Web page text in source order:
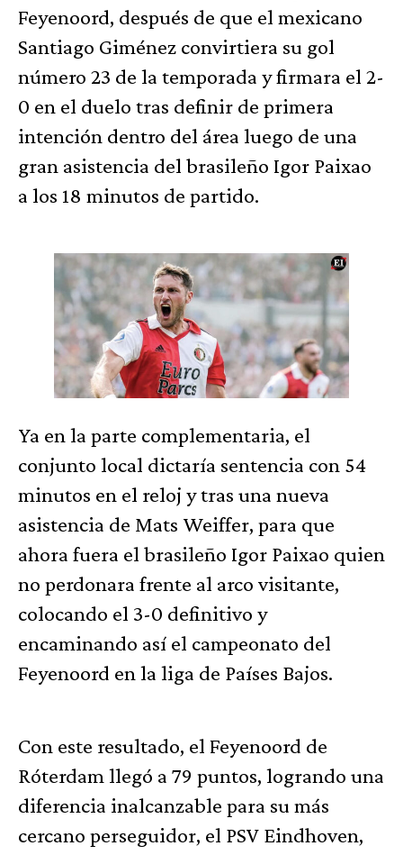
Feyenoord, después de que el mexicano
Santiago Giménez convirtiera su gol
número 23 de la temporada y firmara el 2-
0 en el duelo tras definir de primera
intención dentro del área luego de una
gran asistencia del brasileño Igor Paixao
a los 18 minutos de partido.
Ya en la parte complementaria, el
conjunto local dictaría sentencia con 54
minutos en el reloj y tras una nueva
asistencia de Mats Weiffer, para que
ahora fuera el brasileño Igor Paixao quien
no perdonara frente al arco visitante,
colocando el 3-0 definitivo y
encaminando así el campeonato del
Feyenoord en la liga de Países Bajos.
Con este resultado, el Feyenoord de
Róterdam llegó a 79 puntos, logrando una
diferencia inalcanzable para su más
cercano perseguidor, el PSV Eindhoven,